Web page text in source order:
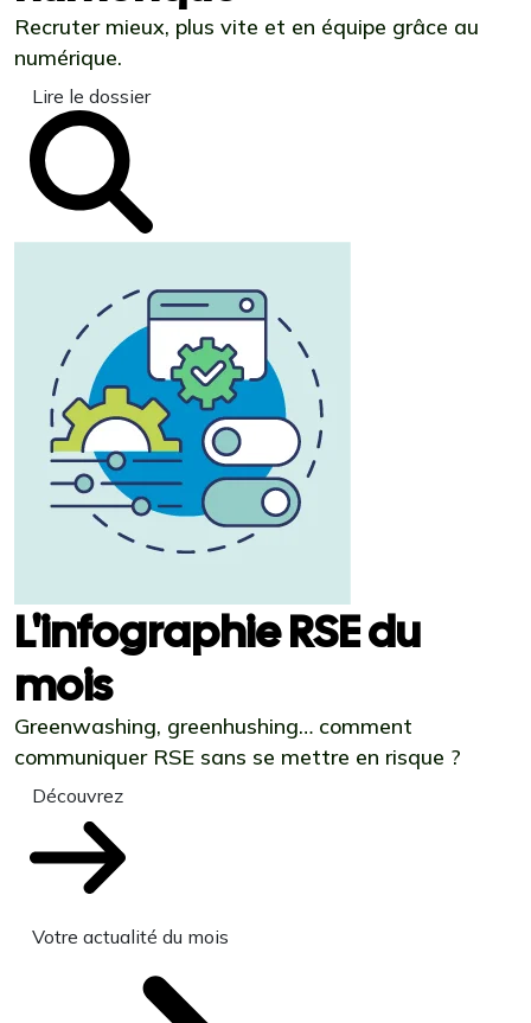
Recruter mieux, plus vite et en équipe grâce au
numérique.
Lire le dossier
L'infographie RSE du
mois
Greenwashing, greenhushing… comment
communiquer RSE sans se mettre en risque ?
Découvrez
Votre actualité du mois